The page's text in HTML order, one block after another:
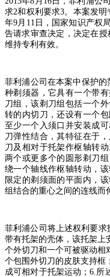
求2和权利要求3。本案发明
年9 月 11 日，国家知识产权
告请求审查决定，决定在
维持专利有效。
菲利浦公司在本案中保护
种剃须器，它具有一个带
刀组，该剃刀组包括一个
转的内切刀，还设有一个
至少一个入须口并安装成
刀弹性结合，其特征在于
刀及相对于托架作枢轴转
两个或更多个的圆形剃刀
绕一个轴线作枢轴转动，
限定的剃须面的平面内，
组结合的重心之间的连线而
菲利浦公司将上述权利要求
带有托架的壳体，该托架上
个外切刀和一个可被驱动相
个包围外切刀的皮肤支持框
成可相对于托架运动；6. 所